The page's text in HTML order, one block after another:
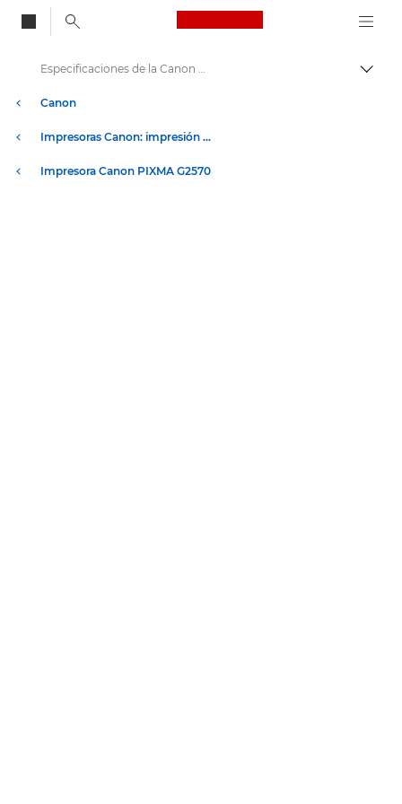
Canon Logo, back
Canon
Impresoras Canon: impresión de calidad
Impresora Canon PIXMA G2570
Especificaciones de la Canon PIXMA G2570